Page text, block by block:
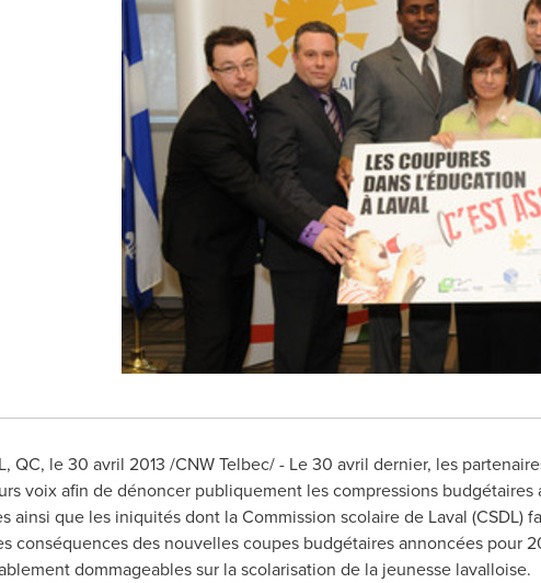
QC, le 30 avril 2013 /CNW Telbec/ - Le 30 avril dernier, les
voix afin de dénoncer publiquement les compressions
ainsi que les iniquités dont la Commission scolaire de Laval (CSDL)
conséquences des nouvelles coupes budgétaires annoncées pour
dommageables sur la scolarisation de la jeunesse lavalloise.